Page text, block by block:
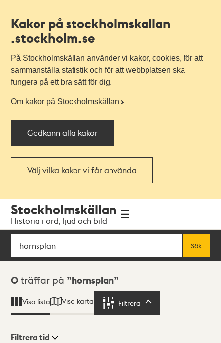
Kakor på stockholmskallan
.stockholm.se
På Stockholmskällan använder vi kakor, cookies, för att
sammanställa statistik och för att webbplatsen ska
fungera på ett bra sätt för dig.
Om kakor på Stockholmskällan
Godkänn alla kakor
Välj vilka kakor vi får använda
navigationen
huvudinnehållet
Stockholmskällan
Historia i ord, ljud och bild
Sök
Sök
Sökresultat
0 träffar på hornsplan
Visa lista Visa karta Filtrera
Filtrera tid